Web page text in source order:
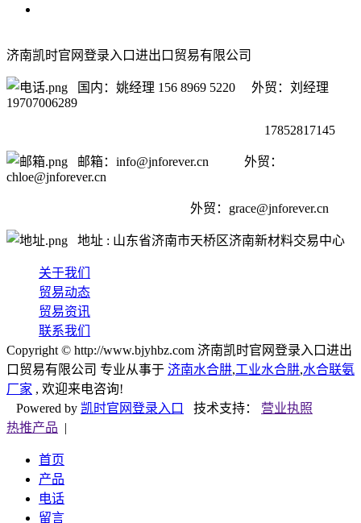
济南凯时官网登录入口进出口贸易有限公司
国内：姚经理 156 8969 5220 外贸：刘经理
19707006289
17852817145
邮箱：info@jnforever.cn 外贸：
chloe@jnforever.cn
外贸： grace@jnforever.cn
地址 : 山东省济南市天桥区济南新材料交易中心
关于我们
贸易动态
贸易资讯
联系我们
Copyright © http://www.bjyhbz.com 济南凯时官网登录入口进出
口贸易有限公司 专业从事于 济南水合肼,工业水合肼,水合联氨
厂家 , 欢迎来电咨询!
Powered by 凯时官网登录入口 技术支持： 营业执照
热推产品 |
首页
产品
电话
留言